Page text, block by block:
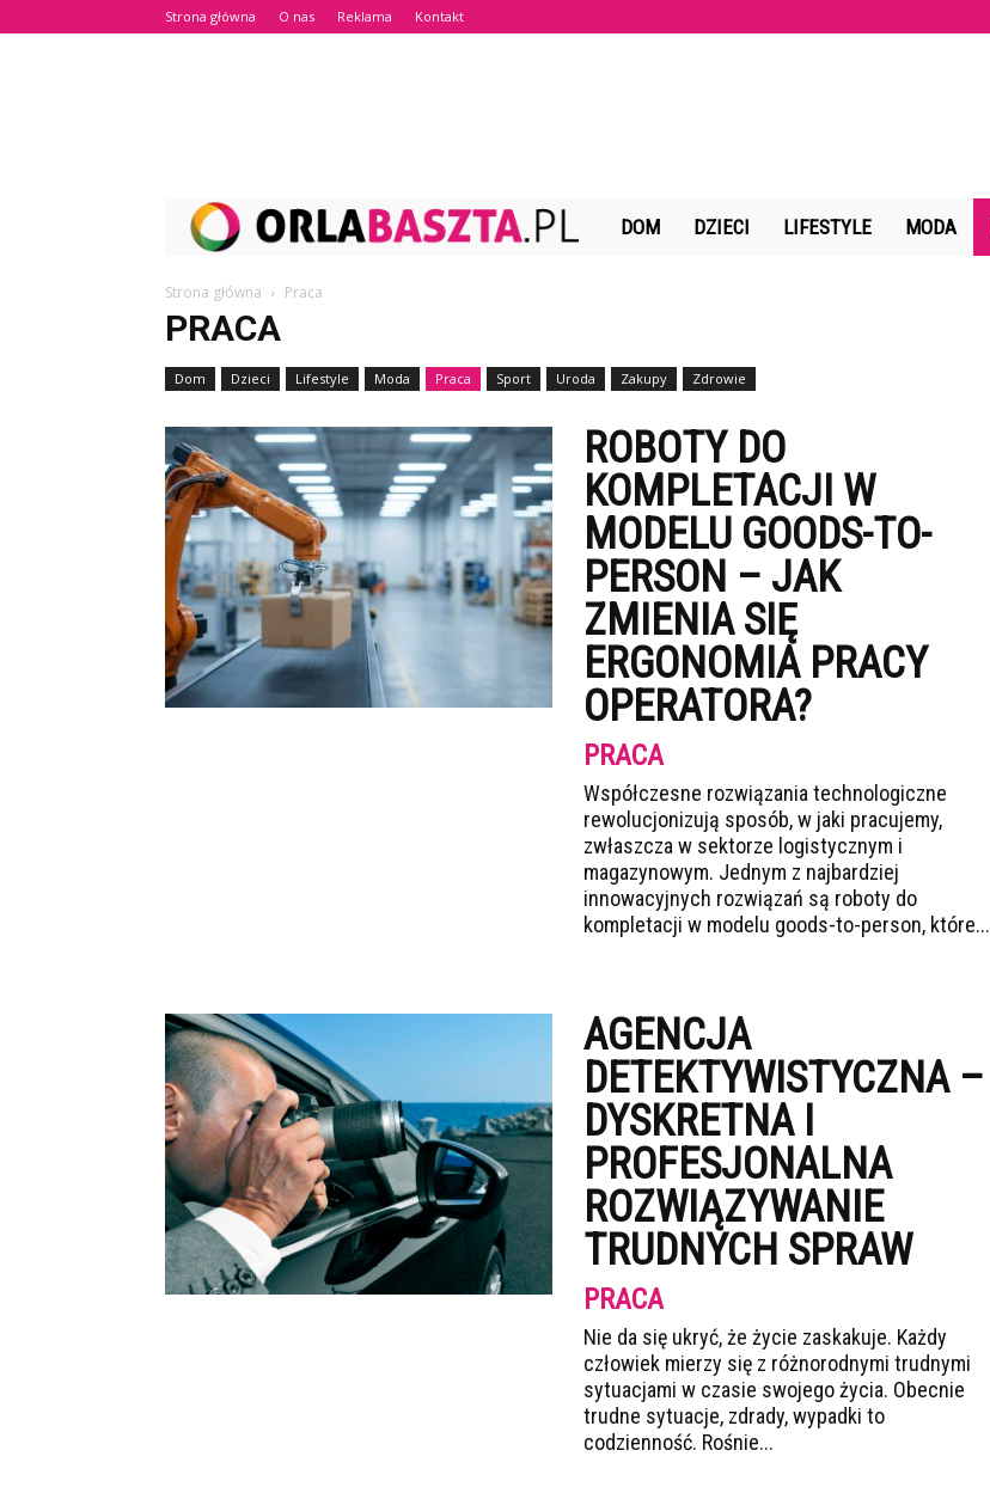
Strona główna O nas Reklama Kontakt
OrlaBaszta.pl
DOM DZIECI LIFESTYLE MODA
Strona główna Praca
PRACA
Dom Dzieci Lifestyle Moda Praca Sport Uroda Zakupy Zdrowie
ROBOTY DO
KOMPLETACJI W
MODELU GOODS-TO-
PERSON – JAK
ZMIENIA SIĘ
ERGONOMIA PRACY
OPERATORA?
PRACA
Współczesne rozwiązania technologiczne
rewolucjonizują sposób, w jaki pracujemy,
zwłaszcza w sektorze logistycznym i
magazynowym. Jednym z najbardziej
innowacyjnych rozwiązań są roboty do
kompletacji w modelu goods-to-person, które...
AGENCJA
DETEKTYWISTYCZNA –
DYSKRETNA I
PROFESJONALNA
ROZWIĄZYWANIE
TRUDNYCH SPRAW
PRACA
Nie da się ukryć, że życie zaskakuje. Każdy
człowiek mierzy się z różnorodnymi trudnymi
sytuacjami w czasie swojego życia. Obecnie
trudne sytuacje, zdrady, wypadki to
codzienność. Rośnie...